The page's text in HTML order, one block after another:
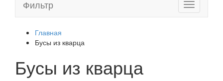
Toggle
navigation
Фильтр
Главная
Бусы из кварца
Бусы из кварца